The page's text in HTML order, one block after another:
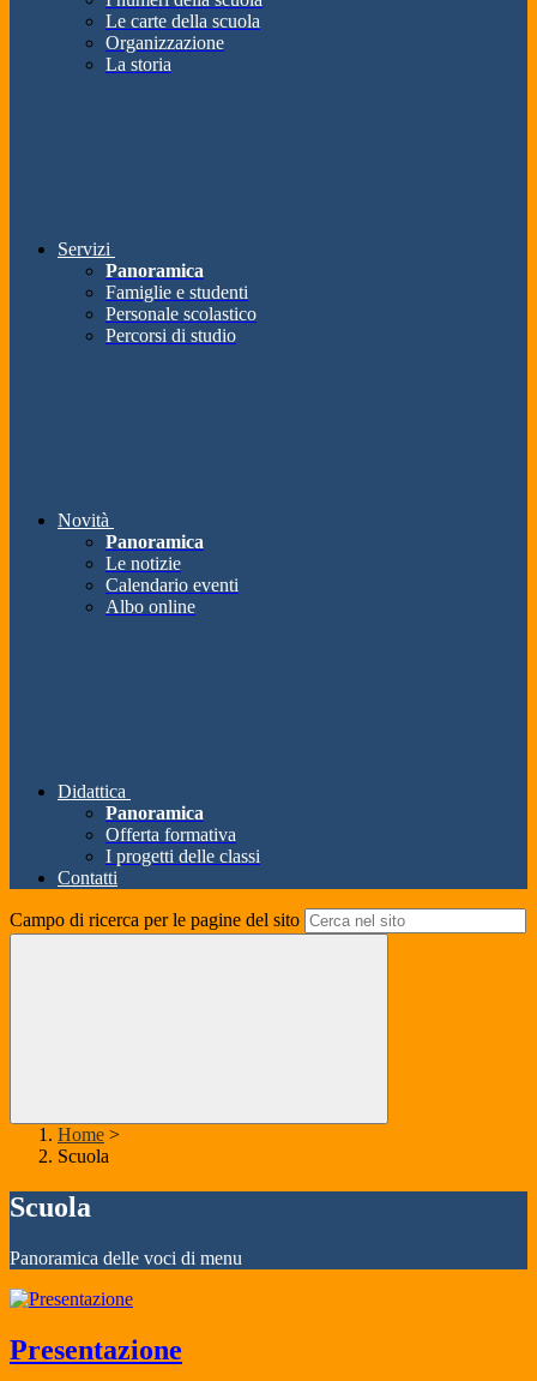
Le carte della scuola
Organizzazione
La storia
Servizi
Panoramica
Famiglie e studenti
Personale scolastico
Percorsi di studio
Novità
Panoramica
Le notizie
Calendario eventi
Albo online
Didattica
Panoramica
Offerta formativa
I progetti delle classi
Contatti
Campo di ricerca per le pagine del sito
Home >
Scuola
Scuola
Panoramica delle voci di menu
Presentazione